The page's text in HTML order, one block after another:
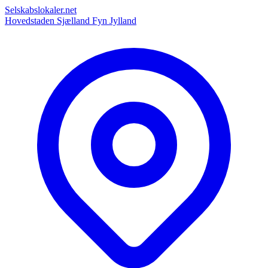
Selskabslokaler.net
Hovedstaden Sjælland Fyn Jylland